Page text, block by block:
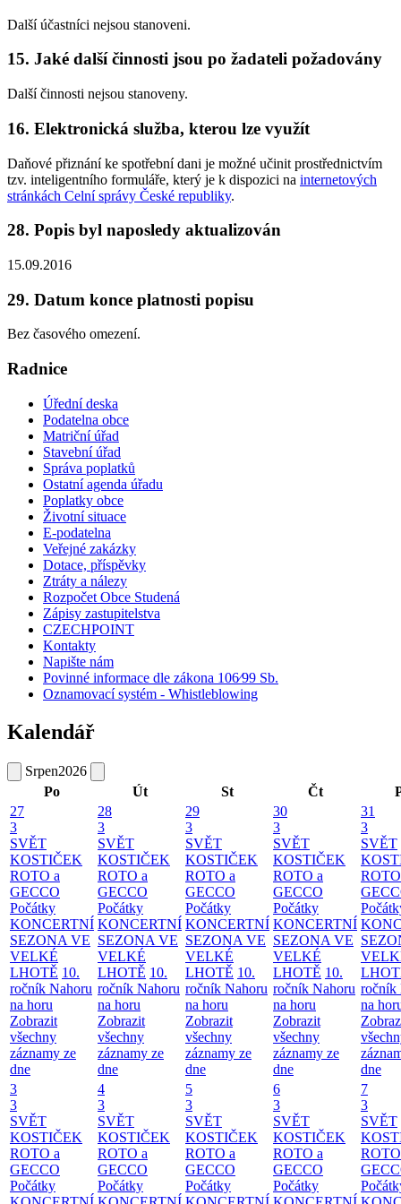
Další účastníci nejsou stanoveni.
15. Jaké další činnosti jsou po žadateli požadovány
Další činnosti nejsou stanoveny.
16. Elektronická služba, kterou lze využít
Daňové přiznání ke spotřební dani je možné učinit prostřednictvím
tzv. inteligentního formuláře, který je k dispozici na internetových
stránkách Celní správy České republiky.
28. Popis byl naposledy aktualizován
15.09.2016
29. Datum konce platnosti popisu
Bez časového omezení.
Radnice
Úřední deska
Podatelna obce
Matriční úřad
Stavební úřad
Správa poplatků
Ostatní agenda úřadu
Poplatky obce
Životní situace
E-podatelna
Veřejné zakázky
Dotace, příspěvky
Ztráty a nálezy
Rozpočet Obce Studená
Zápisy zastupitelstva
CZECHPOINT
Kontakty
Napište nám
Povinné informace dle zákona 106⁄99 Sb.
Oznamovací systém - Whistleblowing
Kalendář
Srpen2026
Po
Út St Čt
27
3
SVĚT
KOSTIČEK
ROTO a
GECCO
Počátky
KONCERTNÍ
SEZONA VE
VELKÉ
LHOTĚ 10.
ročník Nahoru
na horu
Zobrazit
všechny
záznamy ze
dne
28
3
SVĚT
KOSTIČEK
ROTO a
GECCO
Počátky
KONCERTNÍ
SEZONA VE
VELKÉ
LHOTĚ 10.
ročník Nahoru
na horu
Zobrazit
všechny
záznamy ze
dne
29
3
SVĚT
KOSTIČEK
ROTO a
GECCO
Počátky
KONCERTNÍ
SEZONA VE
VELKÉ
LHOTĚ 10.
ročník Nahoru
na horu
Zobrazit
všechny
záznamy ze
dne
30
3
SVĚT
KOSTIČEK
ROTO a
GECCO
Počátky
KONCERTNÍ
SEZONA VE
VELKÉ
LHOTĚ 10.
ročník Nahoru
na horu
Zobrazit
všechny
záznamy ze
dne
31
3
SVĚT
ročník
na
dne
3
3
SVĚT
KOSTIČEK
ROTO a
GECCO
Počátky
4
3
SVĚT
KOSTIČEK
ROTO a
GECCO
Počátky
5
3
SVĚT
KOSTIČEK
ROTO a
GECCO
Počátky
6
3
SVĚT
KOSTIČEK
ROTO a
GECCO
Počátky
7
3
SVĚT